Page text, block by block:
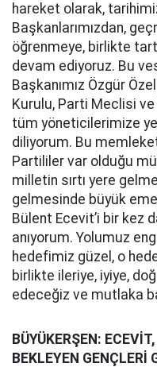
hareket olarak,
Başkanlarımızdan,
öğrenmeye, birlikte
devam ediyoruz. Bu
Başkanımız Özgür
Kurulu, Parti Meclisi
tüm yöneticilerimize
diliyorum. Bu
Partililer var olduğu
milletin sırtı yere
gelmesinde büyük
Bülent Ecevit’i bir kez
anıyorum. Yolumuz
hedefimiz güzel, o
birlikte ileriye, iyiye,
edeceğiz ve mutlaka
BÜYÜKERŞEN:
BEKLEYEN GENÇLERİ